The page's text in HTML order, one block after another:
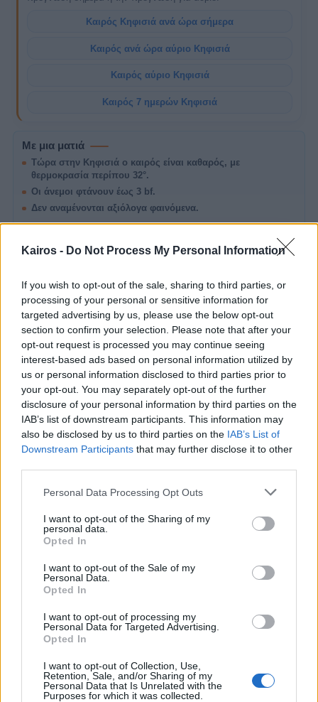
Kairos - Do Not Process My Personal Information
If you wish to opt-out of the sale, sharing to third parties, or
processing of your personal or sensitive information for
targeted advertising by us, please use the below opt-out
section to confirm your selection. Please note that after your
opt-out request is processed you may continue seeing
interest-based ads based on personal information utilized by
us or personal information disclosed to third parties prior to
your opt-out. You may separately opt-out of the further
disclosure of your personal information by third parties on the
IAB’s list of downstream participants. This information may
also be disclosed by us to third parties on the IAB’s List of
Downstream Participants that may further disclose it to other
Please note that this website/app uses one or more Google
not limited to your visit or usage behaviour. You may click to
grant or deny consent to Google and its third-party tags to
use your data for below specified purposes in below Google
consent section.
Personal Data Processing Opt Outs
I want to opt-out of the Sharing of my
personal data.
Opted In
I want to opt-out of the Sale of my
Personal Data.
Opted In
I want to opt-out of processing my
Personal Data for Targeted Advertising.
Opted In
I want to opt-out of Collection, Use,
Retention, Sale, and/or Sharing of my
Personal Data that Is Unrelated with the
Purposes for which it was collected.
Καιρός Κηφισιά ανά ώρα σήμερα
Καιρός ανά ώρα αύριο Κηφισιά
Καιρός αύριο Κηφισιά
Καιρός 7 ημερών Κηφισιά
Με μια ματιά
Τώρα στην Κηφισιά ο καιρός είναι καθαρός, με
θερμοκρασία περίπου 32°.
Οι άνεμοι φτάνουν έως 3 bf.
Δεν αναμένονται αξιόλογα φαινόμενα.
Ήπιο Καλοκαιρινό Διήμερο στην Ελλάδα: 2-
και Ελλάδα: θερμοκρασία, άνεμοι, μποφόρ,
πιθανότητα βροχής και σημεία προσοχής.
Σήμερα στην Κηφισιά
Αραιή συννεφιά, 25°–34°, άνεμοι έως 4 bf. Δεν
αναμένονται αξιόλογα φαινόμενα.
Πρωί
32°
Καθαρός
Άνεμος 3 bf
Μεσημέρι
Αραιή Συννεφιά
Απόγευμα
33°
Άνεμος 4 bf
Βράδυ
29°
Άνεμος